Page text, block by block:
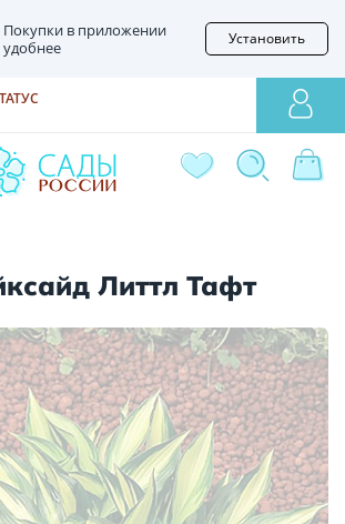
Покупки в приложении
удобнее
Установить
Литтл Тафт